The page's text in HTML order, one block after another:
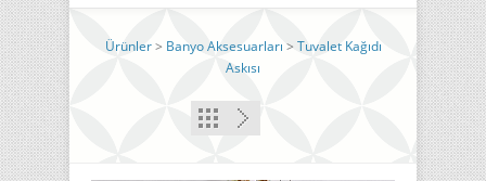
Ürünler> Banyo Aksesuarları >Tuvalet Kağıdı
Askısı